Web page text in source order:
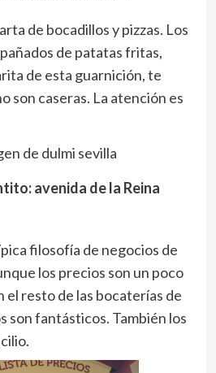
de bocadillos y pizzas. Los
de patatas fritas,
de esta guarnición, te
son caseras. La atención es
avenida de la Reina
filosofía de negocios de
los precios son un poco
el resto de las bocaterías de
son fantásticos. También los